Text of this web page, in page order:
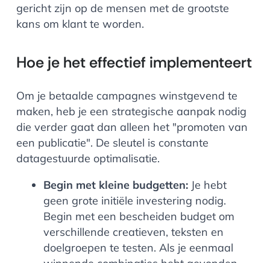
gericht zijn op de mensen met de grootste
kans om klant te worden.
Hoe je het effectief implementeert
Om je betaalde campagnes winstgevend te
maken, heb je een strategische aanpak nodig
die verder gaat dan alleen het "promoten van
een publicatie". De sleutel is constante
datagestuurde optimalisatie.
Begin met kleine budgetten: Je hebt
geen grote initiële investering nodig.
Begin met een bescheiden budget om
verschillende creatieven, teksten en
doelgroepen te testen. Als je eenmaal